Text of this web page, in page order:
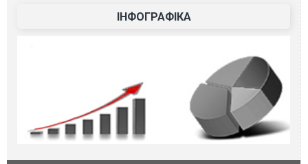
ІНФОГРАФІКА